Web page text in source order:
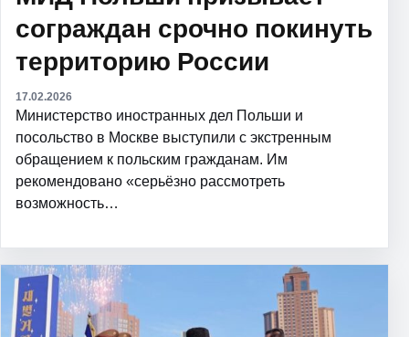
сограждан срочно покинуть
территорию России
17.02.2026
Министерство иностранных дел Польши и
посольство в Москве выступили с экстренным
обращением к польским гражданам. Им
рекомендовано «серьёзно рассмотреть
возможность…